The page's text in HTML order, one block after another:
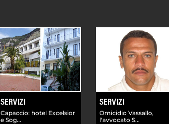
SERVIZI
Capaccio: hotel Excelsior
e Sog...
SERVIZI
Omicidio Vassallo,
l'avvocato S...